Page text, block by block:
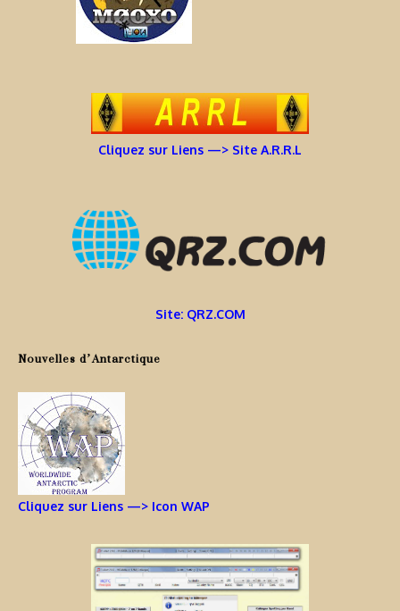
Cliquez sur Liens —> Site A.R.R.L
Site: QRZ.COM
Nouvelles d’Antarctique
Cliquez sur Liens —> Icon WAP